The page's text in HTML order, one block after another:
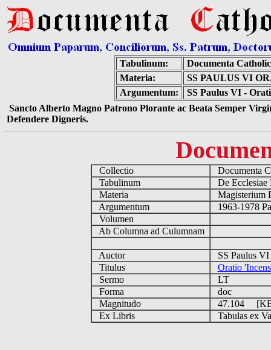
Tabulinum:
Documenta
Materia:
SS PAULUS VI
Argumentum:
SS Paulus VI -
Sancto Alberto Magno Patrono Plorante ac Beata Semper
Defendere Digneris.
Collectio
Documenta
Tabulinum
De
Materia
Magisterium
Argumentum
1963-1978
Volumen
Ab Columna ad Culumnam
Auctor
SS Paulus
Titulus
Oratio
Sermo
LT
Forma
doc
Magnitudo
47.104
Ex Libris
Tabulas ex